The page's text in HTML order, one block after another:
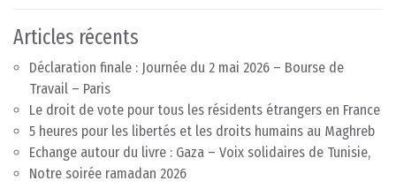
Articles récents
Déclaration finale : Journée du 2 mai 2026 – Bourse de
Travail – Paris
Le droit de vote pour tous les résidents étrangers en France
5 heures pour les libertés et les droits humains au Maghreb
Echange autour du livre : Gaza – Voix solidaires de Tunisie,
Notre soirée ramadan 2026